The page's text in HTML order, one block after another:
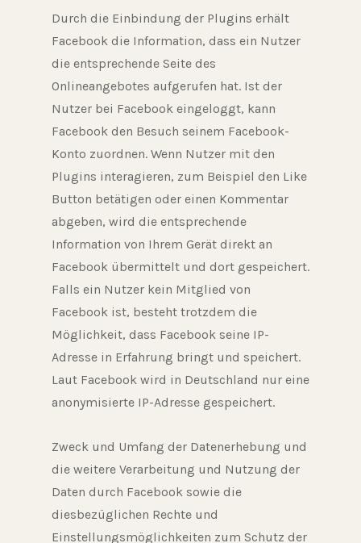
Durch die Einbindung der Plugins erhält
Facebook die Information, dass ein Nutzer
die entsprechende Seite des
Onlineangebotes aufgerufen hat. Ist der
Nutzer bei Facebook eingeloggt, kann
Facebook den Besuch seinem Facebook-
Konto zuordnen. Wenn Nutzer mit den
Plugins interagieren, zum Beispiel den Like
Button betätigen oder einen Kommentar
abgeben, wird die entsprechende
Information von Ihrem Gerät direkt an
Facebook übermittelt und dort gespeichert.
Falls ein Nutzer kein Mitglied von
Facebook ist, besteht trotzdem die
Möglichkeit, dass Facebook seine IP-
Adresse in Erfahrung bringt und speichert.
Laut Facebook wird in Deutschland nur eine
anonymisierte IP-Adresse gespeichert.
Zweck und Umfang der Datenerhebung und
die weitere Verarbeitung und Nutzung der
Daten durch Facebook sowie die
diesbezüglichen Rechte und
Einstellungsmöglichkeiten zum Schutz der